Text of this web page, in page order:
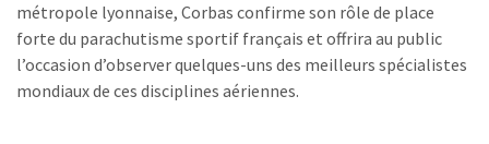
métropole lyonnaise, Corbas confirme son rôle de place
forte du parachutisme sportif français et offrira au public
l’occasion d’observer quelques-uns des meilleurs spécialistes
mondiaux de ces disciplines aériennes.